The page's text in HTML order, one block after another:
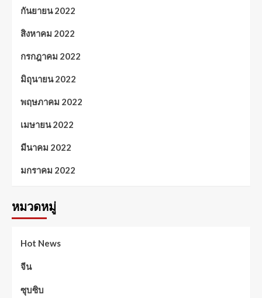
กันยายน 2022
สิงหาคม 2022
กรกฎาคม 2022
มิถุนายน 2022
พฤษภาคม 2022
เมษายน 2022
มีนาคม 2022
มกราคม 2022
หมวดหมู่
Hot News
จีน
ซุบซิบ